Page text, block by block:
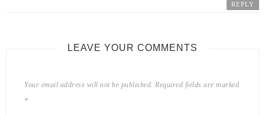
REPLY
LEAVE YOUR COMMENTS
Your email address will not be published. Required fields are marked
*